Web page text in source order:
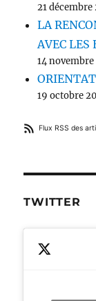
21 décembre
LA
AVEC LES
14 novembre
19 octobre
Flux RSS des
TWITTER